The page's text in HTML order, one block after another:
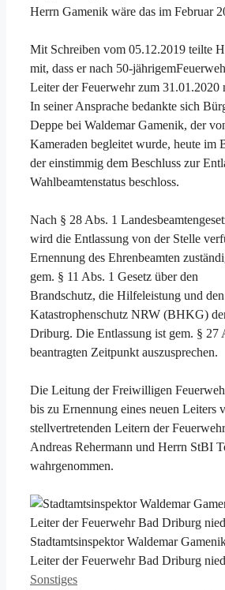
Herrn Gamenik wäre das im Februar
Mit Schreiben vom 05.12.2019 teilte
mit, dass er nach 50-
Leiter der Feuerwehr zum 31.01.2020
In seiner Ansprache bedankte sich
Deppe bei Waldemar Gamenik, der
Kameraden begleitet wurde, heute im
der einstimmig dem Beschluss zur
Wahlbeamtenstatus beschloss.
Nach § 28 Abs. 1
wird die Entlassung von der Stelle
Ernennung des Ehrenbeamten
gem. § 11 Abs. 1 Gesetz über den
Brandschutz, die Hilfeleistung und den
Katastrophenschutz NRW (BHKG)
Driburg. Die Entlassung ist gem. § 27
beantragten Zeitpunkt auszusprechen.
Die Leitung der Freiwilligen
bis zu Ernennung eines neuen Leiters
stellvertretenden Leitern der
Andreas Rehermann und Herrn StBI
wahrgenommen.
Stadtamtsinspektor Waldemar
Leiter der Feuerwehr Bad Driburg
Kategorien
Sonstiges